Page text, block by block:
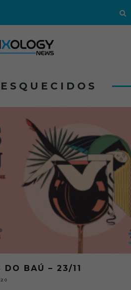
DO BAÚ – 23/11